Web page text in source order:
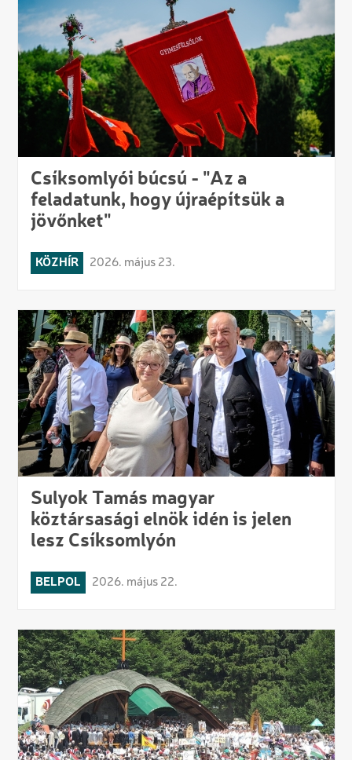
Csíksomlyói búcsú - "Az a
feladatunk, hogy újraépítsük a
jövőnket"
KÖZHÍR 2026. május 23.
Sulyok Tamás magyar
köztársasági elnök idén is jelen
lesz Csíksomlyón
BELPOL 2026. május 22.